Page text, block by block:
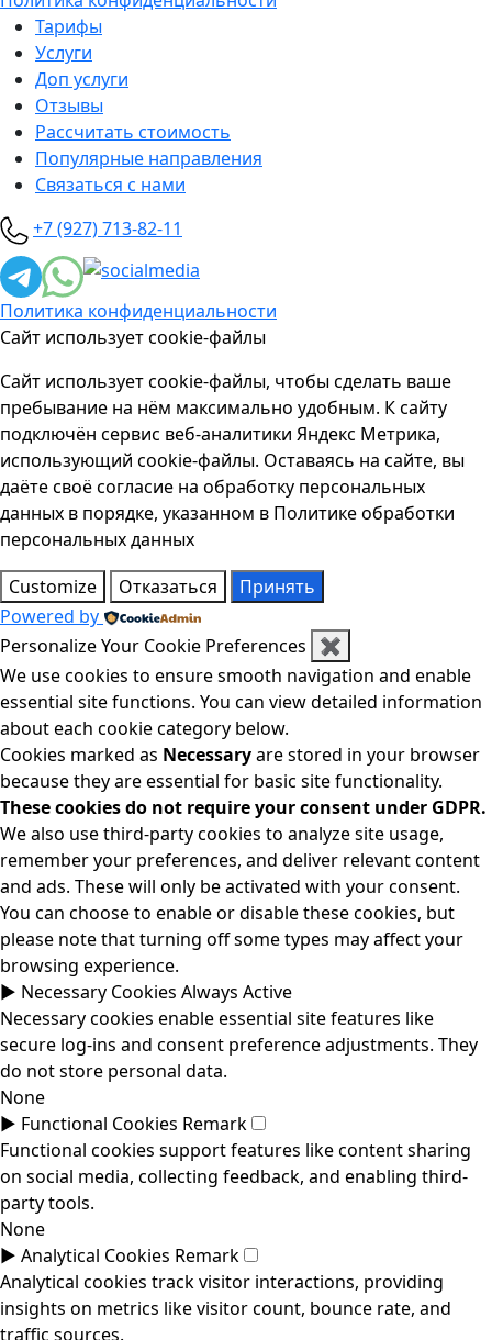
Тарифы
Услуги
Доп услуги
Отзывы
Рассчитать стоимость
Популярные направления
Связаться с нами
+7 (927) 713-82-11
Политика конфиденциальности
Сайт использует cookie-файлы
Сайт использует cookie-файлы, чтобы сделать ваше
пребывание на нём максимально удобным. К cайту
подключён сервис веб-аналитики Яндекс Метрика,
использующий cookie-файлы. Оставаясь на сайте, вы
даёте своё согласие на обработку персональных
данных в порядке, указанном в Политике обработки
персональных данных
Customize
Отказаться
Принять
Powered by
Personalize Your Cookie Preferences
✖
We use cookies to ensure smooth navigation and enable
essential site functions. You can view detailed information
about each cookie category below.
Cookies marked as Necessaryare stored in your browser
because they are essential for basic site functionality.
These cookies do not require your consent under GDPR.
We also use third-party cookies to analyze site usage,
remember your preferences, and deliver relevant content
and ads. These will only be activated with your consent.
You can choose to enable or disable these cookies, but
please note that turning off some types may affect your
browsing experience.
► Necessary Cookies Always Active
Necessary cookies enable essential site features like
secure log-ins and consent preference adjustments. They
do not store personal data.
None
► Functional Cookies Remark
Functional cookies support features like content sharing
on social media, collecting feedback, and enabling third-
party tools.
None
► Analytical Cookies Remark
Analytical cookies track visitor interactions, providing
insights on metrics like visitor count, bounce rate, and
traffic sources.